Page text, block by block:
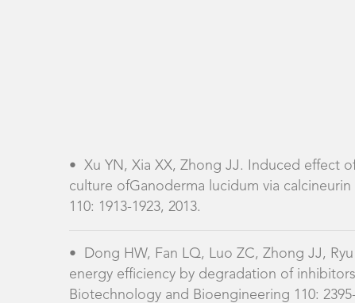
• Xu YN, Xia XX, Zhong JJ. Induced effect
culture ofGanoderma lucidum via
110: 1913-1923, 2013.
•
Dong HW, Fan LQ, Luo ZC, Zhong JJ,
energy efficiency by degradation of
Biotechnology and Bioengineering 110: 2395-